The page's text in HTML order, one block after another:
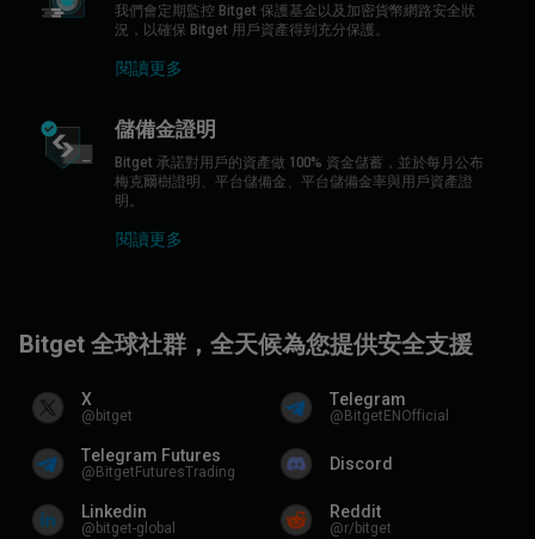
我們會定期監控 Bitget 保護基金以及加密貨幣網路安全狀
況，以確保 Bitget 用戶資產得到充分保護。
閱讀更多
儲備金證明
Bitget 承諾對用戶的資產做 100% 資金儲蓄，並於每月公布
梅克爾樹證明、平台儲備金、平台儲備金率與用戶資產證
明。
閱讀更多
Bitget 全球社群 ， 全天候為您提供安全支援
X
@bitget
Telegram
@BitgetENOfficial
Telegram Futures
@BitgetFuturesTrading Discord
Linkedin
@bitget-global
Reddit
@r/bitget